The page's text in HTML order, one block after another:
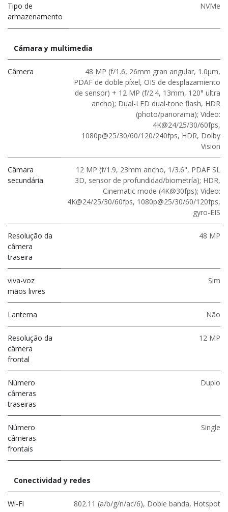
Tipo de
armazenamento
NVMe
Cámara y multimedia
Câmera
48 MP (f/1.6, 26mm gran angular, 1.0μm,
PDAF de doble píxel, OIS de desplazamiento
de sensor) + 12 MP (f/2.4, 13mm, 120° ultra
ancho); Dual-LED dual-tone flash, HDR
(photo/panorama); Video:
4K@24/25/30/60fps,
1080p@25/30/60/120/240fps, HDR, Dolby
Vision
Câmara
secundária
12 MP (f/1.9, 23mm ancho, 1/3.6", PDAF SL
3D, sensor de profundidad/biometría); HDR,
Cinematic mode (4K@30fps); Video:
4K@24/25/30/60fps, 1080p@25/30/60/120fps,
gyro-EIS
Resolução da
câmera
traseira
48 MP
viva-voz
mãos livres
Sim
Lanterna Não
Resolução da
câmera
frontal
12 MP
Número
câmeras
traseiras
Duplo
Número
câmeras
frontais
Single
Conectividad y redes
Wi-Fi 802.11 (a/b/g/n/ac/6), Doble banda, Hotspot